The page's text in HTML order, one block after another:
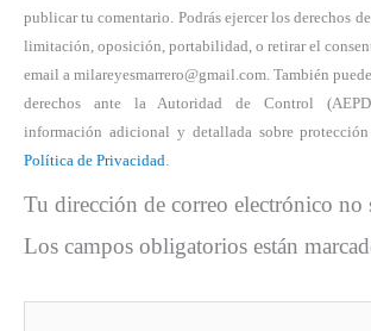
publicar tu comentario. Podrás ejercer los derechos
limitación, oposición, portabilidad, o retirar el
email a milareyesmarrero@gmail.com. También
derechos ante la Autoridad de Control
información adicional y detallada sobre
Política de Privacidad.
Tu dirección de correo electrónico no
Los campos obligatorios están